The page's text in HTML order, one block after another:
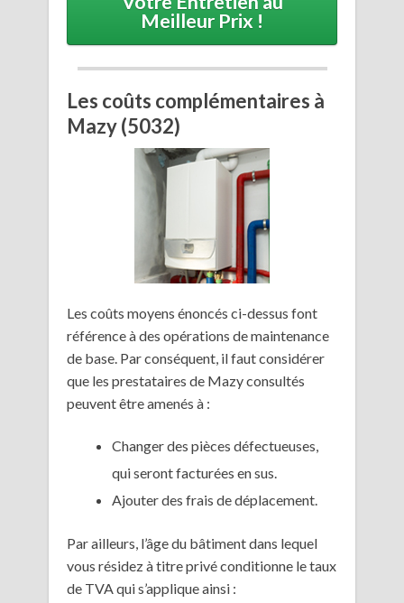
Meilleur Prix !
Les coûts complémentaires à
Mazy (5032)
Les coûts moyens énoncés ci-dessus font
référence à des opérations de maintenance
de base. Par conséquent, il faut considérer
que les prestataires de Mazy consultés
peuvent être amenés à :
Changer des pièces défectueuses,
qui seront facturées en sus.
Ajouter des frais de déplacement.
Par ailleurs, l’âge du bâtiment dans lequel
vous résidez à titre privé conditionne le taux
de TVA qui s’applique ainsi :